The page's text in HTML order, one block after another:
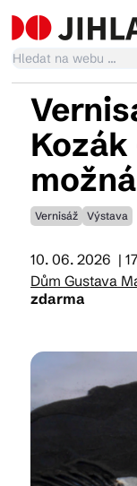
Kalendář akcí
Tradiční akce
Články
Praktické info
Kam vyrazit
Kozák
Vernisáž Výstava
10. 06. 2026 |
Dům Gustava
zdarma